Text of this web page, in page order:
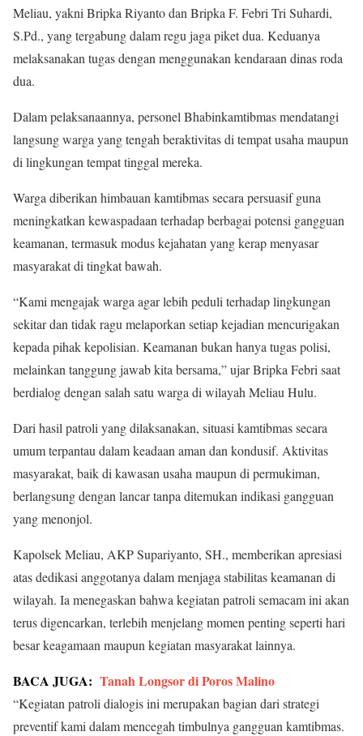
Meliau, yakni Bripka Riyanto dan Bripka F. Febri Tri Suhardi,
S.Pd., yang tergabung dalam regu jaga piket dua. Keduanya
melaksanakan tugas dengan menggunakan kendaraan dinas roda
dua.
Dalam pelaksanaannya, personel Bhabinkamtibmas mendatangi
langsung warga yang tengah beraktivitas di tempat usaha maupun
di lingkungan tempat tinggal mereka.
Warga diberikan himbauan kamtibmas secara persuasif guna
meningkatkan kewaspadaan terhadap berbagai potensi gangguan
keamanan, termasuk modus kejahatan yang kerap menyasar
masyarakat di tingkat bawah.
“Kami mengajak warga agar lebih peduli terhadap lingkungan
sekitar dan tidak ragu melaporkan setiap kejadian mencurigakan
kepada pihak kepolisian. Keamanan bukan hanya tugas polisi,
melainkan tanggung jawab kita bersama,” ujar Bripka Febri saat
berdialog dengan salah satu warga di wilayah Meliau Hulu.
Dari hasil patroli yang dilaksanakan, situasi kamtibmas secara
umum terpantau dalam keadaan aman dan kondusif. Aktivitas
masyarakat, baik di kawasan usaha maupun di permukiman,
berlangsung dengan lancar tanpa ditemukan indikasi gangguan
yang menonjol.
Kapolsek Meliau, AKP Supariyanto, SH., memberikan apresiasi
atas dedikasi anggotanya dalam menjaga stabilitas keamanan di
wilayah. Ia menegaskan bahwa kegiatan patroli semacam ini akan
terus digencarkan, terlebih menjelang momen penting seperti hari
besar keagamaan maupun kegiatan masyarakat lainnya.
BACA JUGA: Tanah Longsor di Poros Malino
“Kegiatan patroli dialogis ini merupakan bagian dari strategi
preventif kami dalam mencegah timbulnya gangguan kamtibmas.